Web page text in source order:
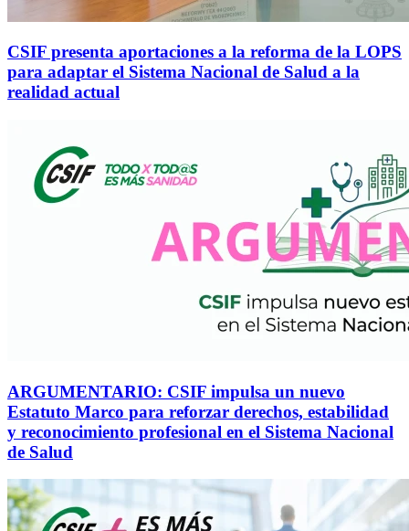
CSIF presenta aportaciones a la reforma de la LOPS
para adaptar el Sistema Nacional de Salud a la
realidad actual
ARGUMENTARIO: CSIF impulsa un nuevo
Estatuto Marco para reforzar derechos, estabilidad
y reconocimiento profesional en el Sistema Nacional
de Salud